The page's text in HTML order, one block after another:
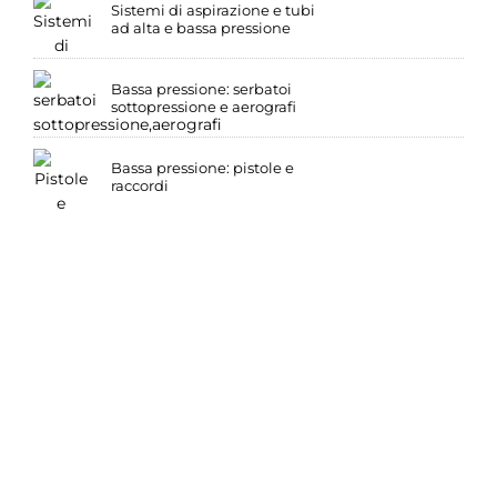
Sistemi di aspirazione e tubi
ad alta e bassa pressione
Bassa pressione: serbatoi
sottopressione e aerografi
Bassa pressione: pistole e
raccordi